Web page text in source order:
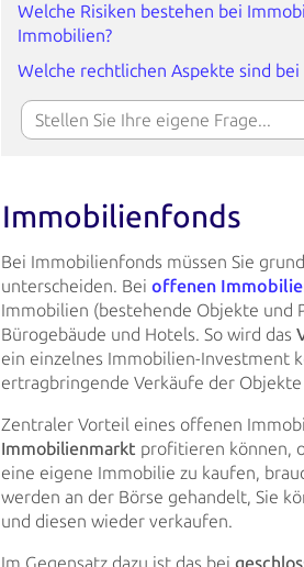
Welche Risiken bestehen bei
Immobilien?
Welche rechtlichen Aspekte sind
Immobilienfonds
Bei Immobilienfonds müssen Sie
unterscheiden. Bei offenen
Immobilien (bestehende Objekte und
Bürogebäude und Hotels. So wird das
ein einzelnes Immobilien-Investment
ertragbringende Verkäufe der
Zentraler Vorteil eines offenen
Immobilienmarkt profitieren können,
eine eigene Immobilie zu kaufen,
werden an der Börse gehandelt, Sie
und diesen wieder verkaufen.